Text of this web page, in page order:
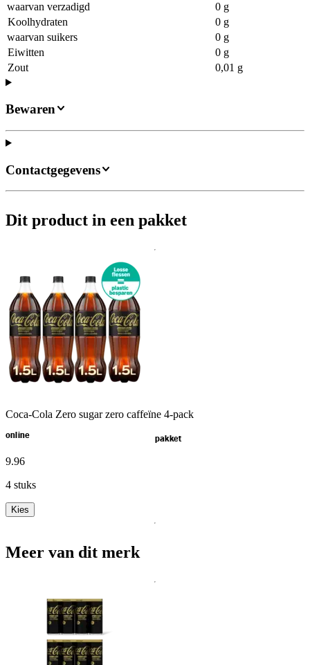
waarvan verzadigd
0 g
Koolhydraten
0 g
waarvan suikers
0 g
Eiwitten
0 g
Zout
0,01 g
Bewaren
Contactgegevens
Dit product in een pakket
Coca-Cola Zero sugar zero caffeïne 4-pack
online pakket
9.96
4 stuks
Kies
Meer van dit merk